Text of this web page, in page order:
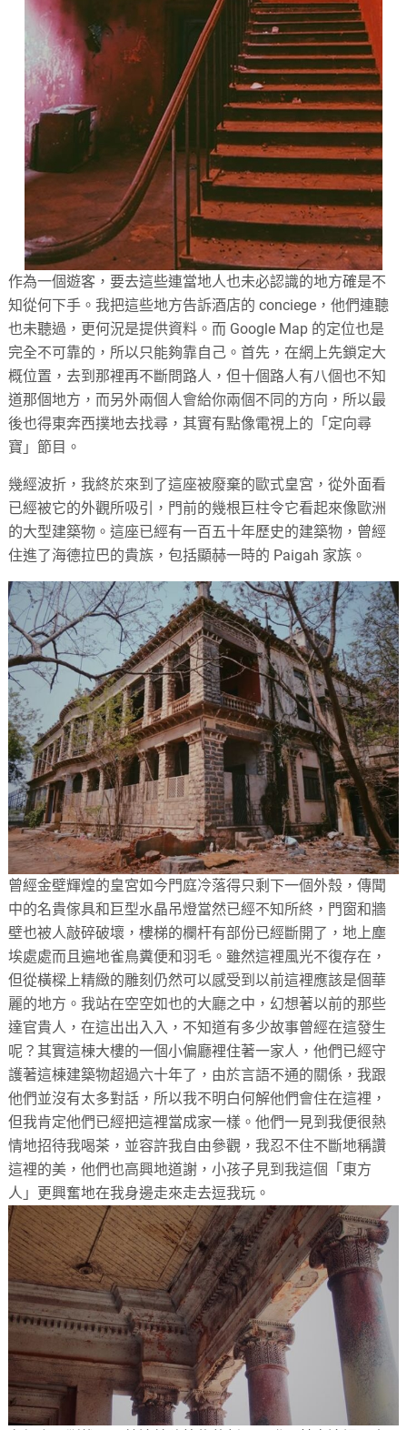
作為一個遊客，要去這些連當地人也未必認識的地方確是不
知從何下手。我把這些地方告訴酒店的 conciege，他們連聽
也未聽過，更何況是提供資料。而 Google Map 的定位也是
完全不可靠的，所以只能夠靠自己。首先，在網上先鎖定大
概位置，去到那裡再不斷問路人，但十個路人有八個也不知
道那個地方，而另外兩個人會給你兩個不同的方向，所以最
後也得東奔西撲地去找尋，其實有點像電視上的「定向尋
寶」節目。
幾經波折，我終於來到了這座被廢棄的歐式皇宮，從外面看
已經被它的外觀所吸引，門前的幾根巨柱令它看起來像歐洲
的大型建築物。這座已經有一百五十年歷史的建築物，曾經
住進了海德拉巴的貴族，包括顯赫一時的 Paigah 家族。
曾經金壁輝煌的皇宮如今門庭冷落得只剩下一個外殼，傳聞
中的名貴傢具和巨型水晶吊燈當然已經不知所終，門窗和牆
壁也被人敲碎破壞，樓梯的欄杆有部份已經斷開了，地上塵
埃處處而且遍地雀鳥糞便和羽毛。雖然這裡風光不復存在，
但從橫樑上精緻的雕刻仍然可以感受到以前這裡應該是個華
麗的地方。我站在空空如也的大廳之中，幻想著以前的那些
達官貴人，在這出出入入，不知道有多少故事曾經在這發生
呢？其實這棟大樓的一個小偏廳裡住著一家人，他們已經守
護著這棟建築物超過六十年了，由於言語不通的關係，我跟
他們並沒有太多對話，所以我不明白何解他們會住在這裡，
但我肯定他們已經把這裡當成家一樣。他們一見到我便很熱
情地招待我喝茶，並容許我自由參觀，我忍不住不斷地稱讚
這裡的美，他們也高興地道謝，小孩子見到我這個「東方
人」更興奮地在我身邊走來走去逗我玩。